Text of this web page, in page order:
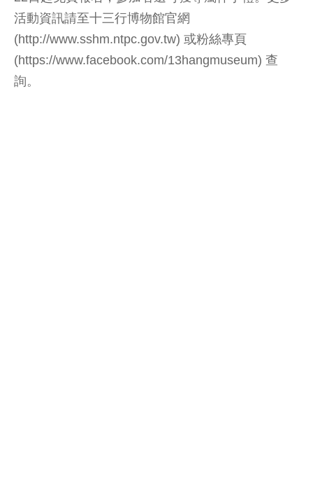
活動資訊請至十三行博物館官網
(http://www.sshm.ntpc.gov.tw) 或粉絲專頁
(https://www.facebook.com/13hangmuseum) 查
詢。